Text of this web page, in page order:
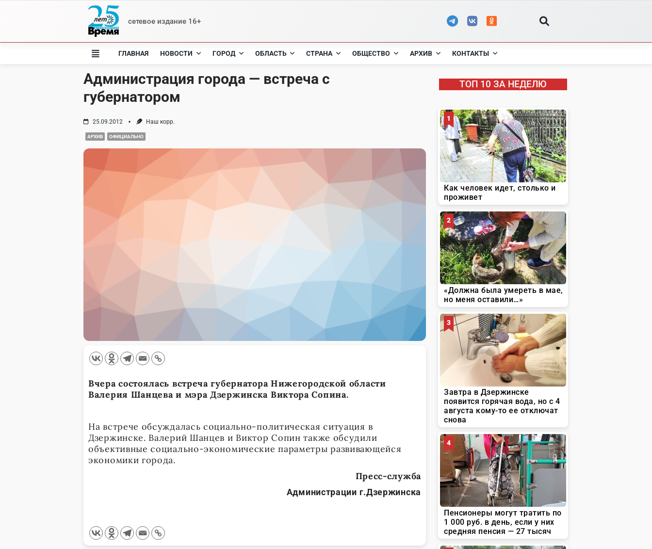
сетевое издание 16+
ГЛАВНАЯ НОВОСТИ ГОРОД ОБЛАСТЬ СТРАНА ОБЩЕСТВО АРХИВ КОНТАКТЫ
Администрация города — встреча с
губернатором
25.09.2012 Наш корр.
АРХИВ ОФИЦИАЛЬНО
Вчера состоялась встреча губернатора Нижегородской области
Валерия Шанцева и мэра Дзержинска Виктора Сопина.
На встрече обсуждалась социально-политическая ситуация в
Дзержинске. Валерий Шанцев и Виктор Сопин также обсудили
объективные социально-экономические параметры развивающейся
экономики города.
Пресс-служба
Администрации г.Дзержинска
ТОП 10 ЗА НЕДЕЛЮ